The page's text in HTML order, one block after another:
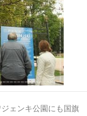
ェンキ公園にも国旗